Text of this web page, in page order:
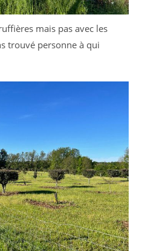
mais pas avec les
trouvé personne à qui